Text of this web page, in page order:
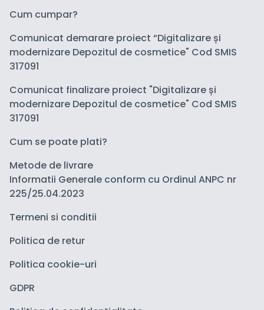
Cum cumpar?
Comunicat demarare proiect “Digitalizare și
modernizare Depozitul de cosmetice" Cod SMIS
317091
Comunicat finalizare proiect "Digitalizare și
modernizare Depozitul de cosmetice" Cod SMIS
317091
Cum se poate plati?
Metode de livrare
Informatii Generale conform cu Ordinul ANPC nr
225/25.04.2023
Termeni si conditii
Politica de retur
Politica cookie-uri
GDPR